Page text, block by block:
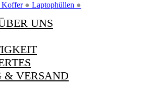
Koffer ● Laptophüllen ●
UNS
& VERSAND